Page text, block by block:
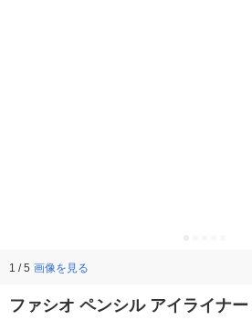
1 / 5 画像を見る
ファシオ ペンシル アイライナ